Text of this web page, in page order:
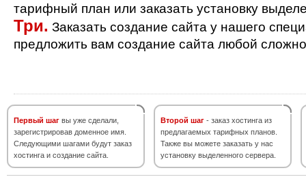
тарифный план или заказать установку
Три. Заказать создание сайта у нашего
предложить вам создание сайта любой
Первый шаг вы уже сделали,
зарегистрировав доменное имя.
Следующими шагами будут заказ
хостинга и создание сайта.
Второй шаг - заказ хостинга из
предлагаемых тарифных планов.
Также вы можете заказать у нас
установку выделенного сервера.